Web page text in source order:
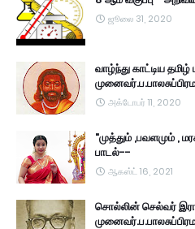
ஜூலை 31, 2020
வாழ்ந்து காட்டிய தமிழ்
அக்டோபர் 11, 2020
"முத்தும் ,பவளமும் ,
பாடல்--
ஆகஸ்ட் 16, 2021
சொல்லின் செல்வர்